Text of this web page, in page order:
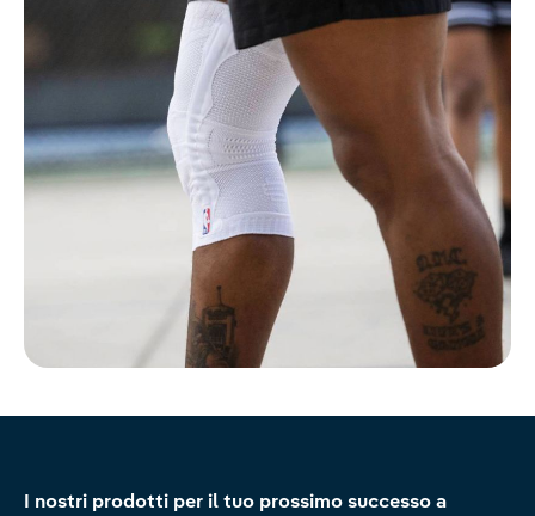
Salta la galleria dei prodotti
I nostri prodotti per il tuo prossimo successo a